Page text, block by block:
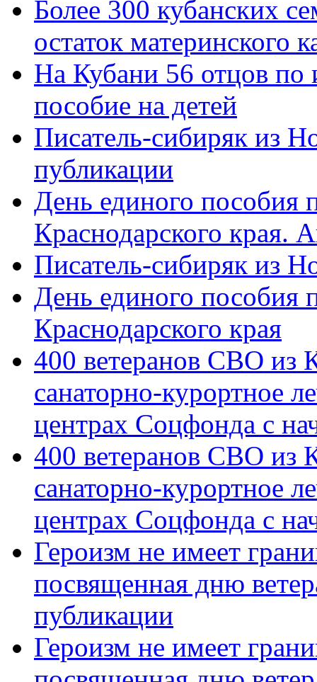
Более 300 кубанских
остаток материнского
На Кубани 56 отцов по
пособие на детей
Писатель-сибиряк из
публикации
День единого пособия
Краснодарского края.
Писатель-сибиряк из
День единого пособия
Краснодарского края
400 ветеранов СВО из
санаторно-курортное
центрах Соцфонда с
400 ветеранов СВО из
санаторно-курортное
центрах Соцфонда с
Героизм не имеет
посвященная дню
публикации
Героизм не имеет